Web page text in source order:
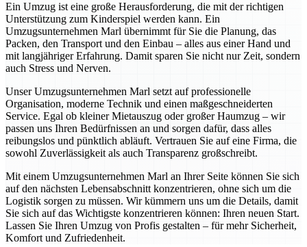
Ein Umzug ist eine große Herausforderung, die mit der richtigen
Unterstützung zum Kinderspiel werden kann. Ein
Umzugsunternehmen Marl übernimmt für Sie die Planung, das
Packen, den Transport und den Einbau – alles aus einer Hand und
mit langjähriger Erfahrung. Damit sparen Sie nicht nur Zeit, sondern
auch Stress und Nerven.
Unser Umzugsunternehmen Marl setzt auf professionelle
Organisation, moderne Technik und einen maßgeschneiderten
Service. Egal ob kleiner Mietauszug oder großer Haumzug – wir
passen uns Ihren Bedürfnissen an und sorgen dafür, dass alles
reibungslos und pünktlich abläuft. Vertrauen Sie auf eine Firma, die
sowohl Zuverlässigkeit als auch Transparenz großschreibt.
Mit einem Umzugsunternehmen Marl an Ihrer Seite können Sie sich
auf den nächsten Lebensabschnitt konzentrieren, ohne sich um die
Logistik sorgen zu müssen. Wir kümmern uns um die Details, damit
Sie sich auf das Wichtigste konzentrieren können: Ihren neuen Start.
Lassen Sie Ihren Umzug von Profis gestalten – für mehr Sicherheit,
Komfort und Zufriedenheit.